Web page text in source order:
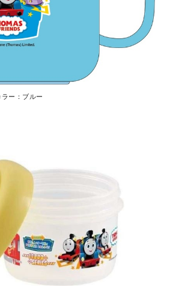
ー：ブルー